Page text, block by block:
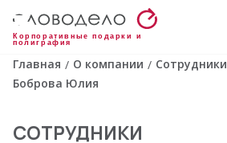
Корпоративные подарки и
полиграфия
Главная / О компании / Сотрудники
Боброва Юлия
СОТРУДНИКИ